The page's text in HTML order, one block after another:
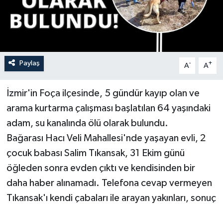
Paylaş A- A+
İzmir'in Foça ilçesinde, 5 gündür kayıp olan ve
arama kurtarma çalışması başlatılan 64 yaşındaki
adam, su kanalında ölü olarak bulundu.
Bağarası Hacı Veli Mahallesi'nde yaşayan evli, 2
çocuk babası Salim Tıkansak, 31 Ekim günü
öğleden sonra evden çıktı ve kendisinden bir
daha haber alınamadı. Telefona cevap vermeyen
Tıkansak'ı kendi çabaları ile arayan yakınları, sonuç